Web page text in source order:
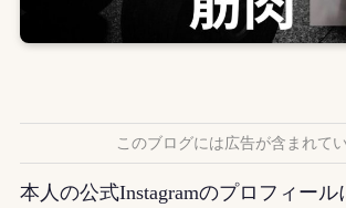
このブログには広告が含まれて
本人の公式Instagramのプロフィー